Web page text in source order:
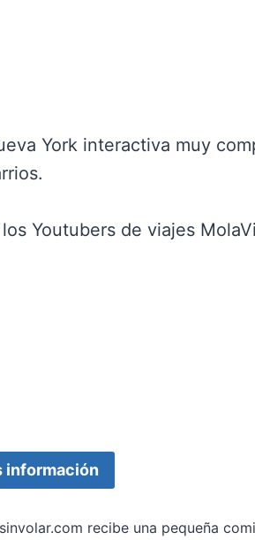
York interactiva muy
Youtubers de viajes
información
recibe una pequeña